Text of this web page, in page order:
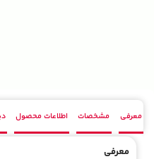
معرفی مشخصات اطلاعات محصول
معرفی